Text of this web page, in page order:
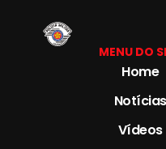
MENU DO
Home
Notícias
Vídeos